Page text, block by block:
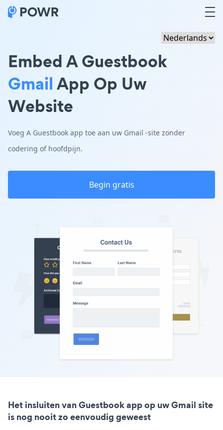
Embed A Guestbook
GmailApp Op Uw
Website
Voeg A Guestbook app toe aan uw Gmail -site zonder
codering of hoofdpijn.
Begin gratis
Het insluiten van Guestbook app op uw Gmail site
is nog nooit zo eenvoudig geweest